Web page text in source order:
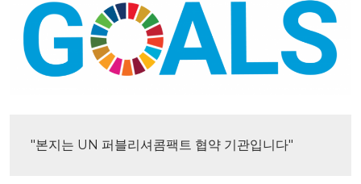
"본지는 UN 퍼블리셔콤팩트 협약 기관입니다"